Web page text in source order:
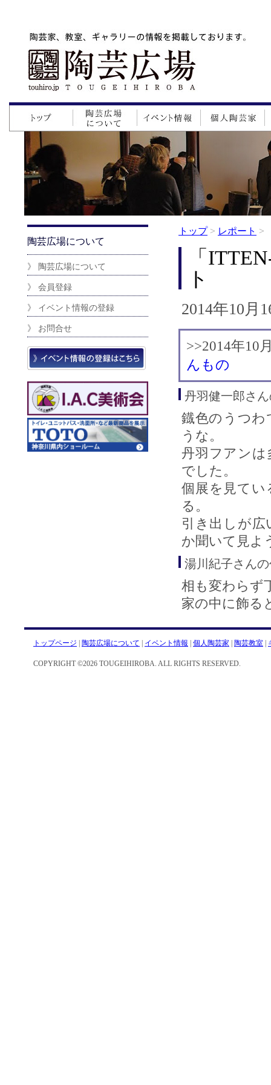
トップ> レポート >
「
ト
2014年10月
>>2014年10
んもの
丹羽健一郎さ
鐡色のうつわ
うな。
丹羽フアンは
でした。
個展を見てい
る。
引き出しが
か聞いて見よ
湯川紀子さん
相も変わらず
家の中に飾る
陶芸広場について
》 陶芸広場について
》 会員登録
》 イベント情報の登録
》 お問合せ
トップページ 陶芸広場について イベント情報 個人陶芸家 陶芸教室
COPYRIGHT ©2026 TOUGEIHIROBA. ALL RIGHTS RESERVED.